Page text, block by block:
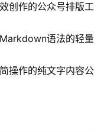
创作的公众号排版工
语法的轻量
操作的纯文字内容公